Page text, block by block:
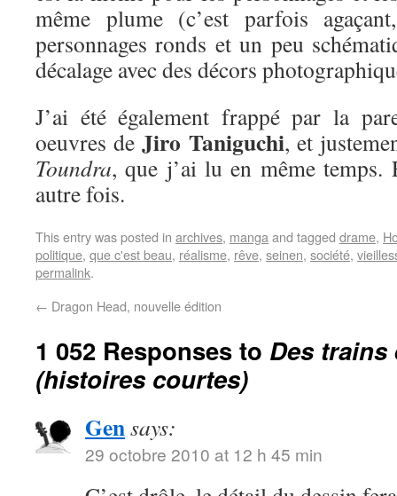
même plume (c’est parfois
personnages ronds et un peu
décalage avec des décors
J’ai été également frappé par la
oeuvres deJiro Taniguchi, et
Toundra, que j’ai lu en même
autre fois.
This entry was posted in archives, manga and tagged drame,
politique, que c'est beau, réalisme, rêve, seinen, société,
permalink.
← Dragon Head, nouvelle édition
1 052 Responses to Des trains
(histoires courtes)
Gensays:
29 octobre 2010 at 12 h 45 min